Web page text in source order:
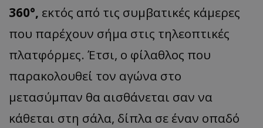
360°, εκτός από τις συμβατικές κάμερες
που παρέχουν σήμα στις τηλεοπτικές
πλατφόρμες. Έτσι, ο φίλαθλος που
παρακολουθεί τον αγώνα στο
μετασύμπαν θα αισθάνεται σαν να
κάθεται στη σάλα, δίπλα σε έναν οπαδό